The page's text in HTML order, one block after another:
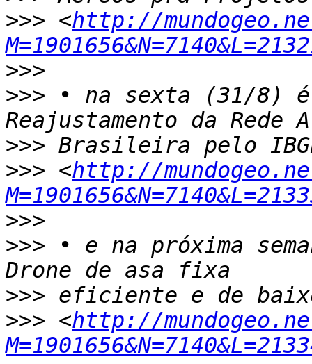
>>> <http://
>>>
>>> • na sexta (31/8)
>>>
>>> <http://
>>>
>>> • e na próxima
>>>
>>> <http://